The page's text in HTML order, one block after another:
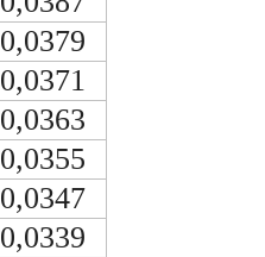
0,0379
0,0371
0,0363
0,0355
0,0347
0,0339